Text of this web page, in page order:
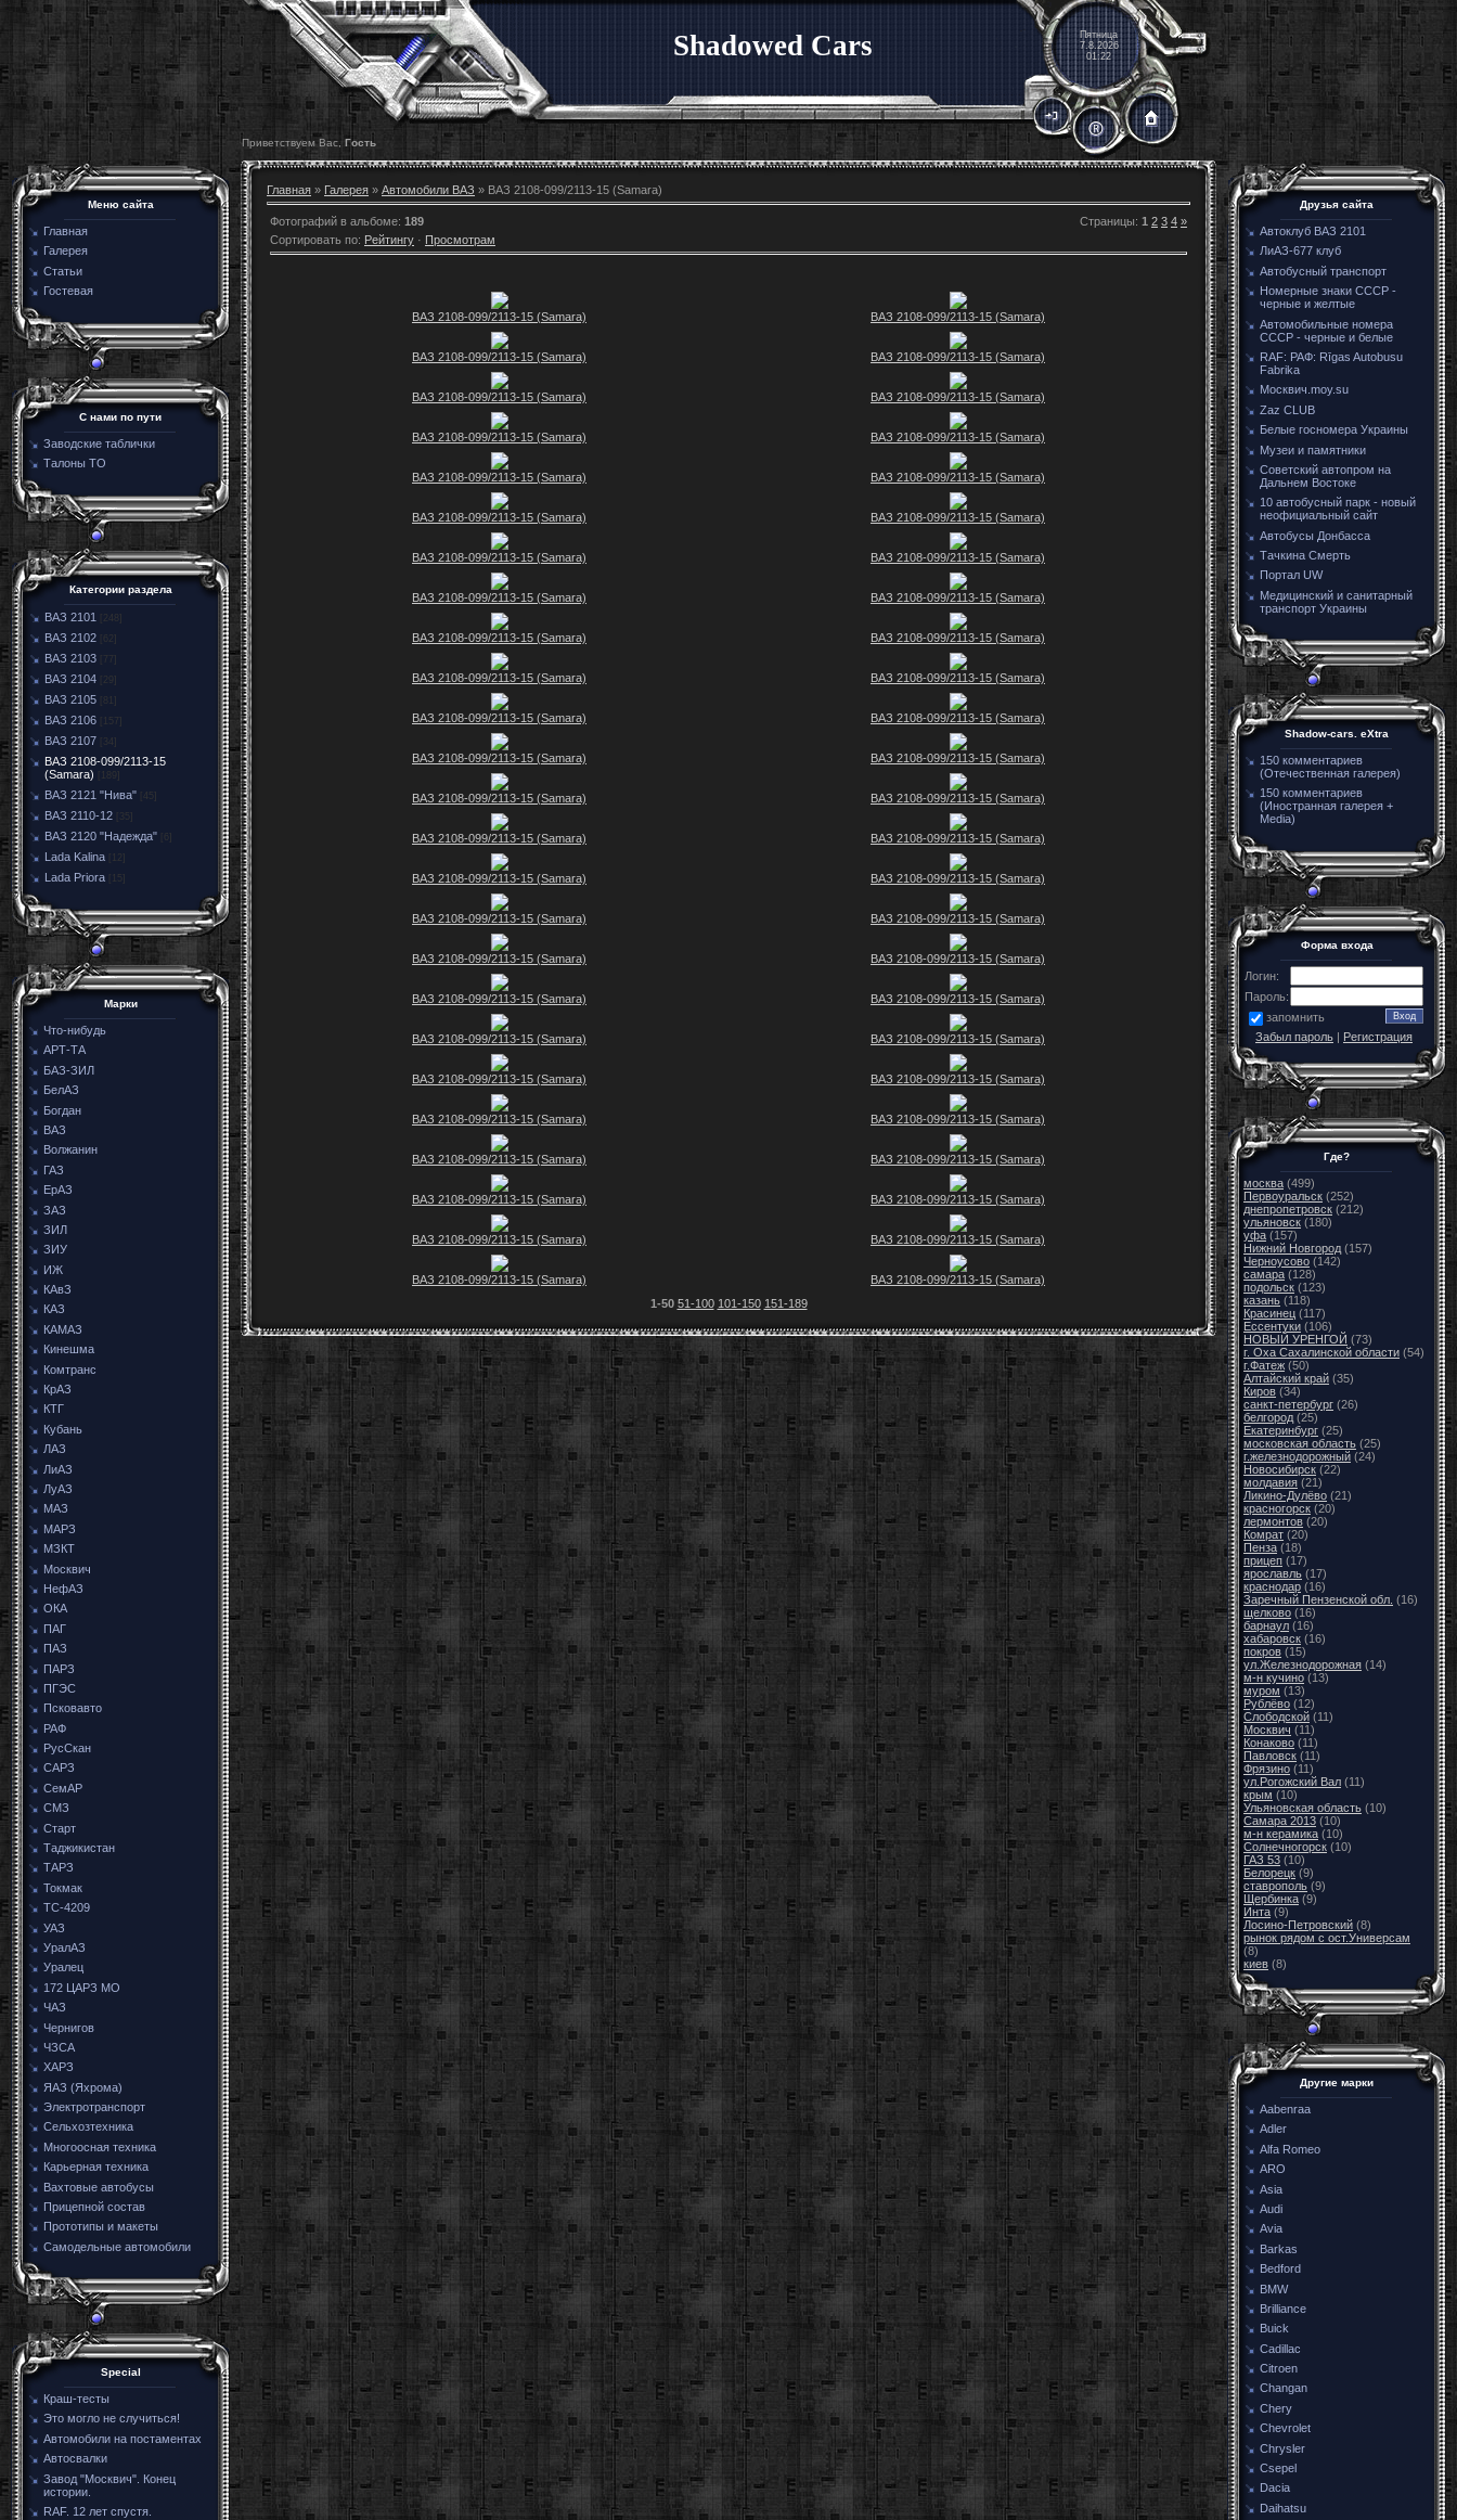
Shadowed Cars
Пятница
7.8.2026
01:22
Приветствуем Вас, Гость
Меню сайта
Главная
Галерея
Статьи
Гостевая
C нами по пути
Заводские таблички
Талоны ТО
Категории раздела
ВАЗ 2101 [248]
ВАЗ 2102 [62]
ВАЗ 2103 [77]
ВАЗ 2104 [29]
ВАЗ 2105
ВАЗ 2106 [157]
ВАЗ 2107
ВАЗ 2108-099/2113-15
(Samara)
ВАЗ 2121 "Нива" [45]
ВАЗ 2110-12 [35]
ВАЗ 2120 "Надежда"
Lada Kalina [12]
Lada Priora [15]
Марки
Что-нибудь
АРТ-ТА
БАЗ-ЗИЛ
БелАЗ
Богдан
ВАЗ
Волжанин
ГАЗ
ЕрАЗ
ЗАЗ
ЗИЛ
ЗИУ
ИЖ
КАвЗ
КАЗ
КАМАЗ
Кинешма
Комтранс
КрАЗ
КТГ
Кубань
ЛАЗ
ЛиАЗ
ЛуАЗ
МАЗ
МАРЗ
МЗКТ
Москвич
НефАЗ
ОКА
ПАГ
ПАЗ
ПАРЗ
ПГЭС
Псковавто
РАФ
РусСкан
САРЗ
СемАР
СМЗ
Старт
Таджикистан
ТАРЗ
Токмак
ТС-4209
УАЗ
УралАЗ
Уралец
172 ЦАРЗ МО
ЧАЗ
Чернигов
ЧЗСА
ХАРЗ
ЯАЗ (Яхрома)
Электротранспорт
Сельхозтехника
Многоосная техника
Карьерная техника
Вахтовые автобусы
Прицепной состав
Прототипы и макеты
Самодельные автомобили
Special
Краш-тесты
Это могло не случиться!
Автомобили на постаментах
Автосвалки
Завод "Москвич". Конец
истории.
RAF. 12 лет спустя.
Главная » Галерея » Автомобили ВАЗ » ВАЗ 2108-099/2113-15 (Samara)
Фотографий в альбоме: 189 Страницы: 1 2 3 4 »
Сортировать по: Рейтингу · Просмотрам
ВАЗ 2108-099/2113-15 (Samara) ВАЗ 2108-099/2113-15 (Samara)
ВАЗ 2108-099/2113-15 (Samara) ВАЗ 2108-099/2113-15 (Samara)
ВАЗ 2108-099/2113-15 (Samara) ВАЗ 2108-099/2113-15 (Samara)
ВАЗ 2108-099/2113-15 (Samara) ВАЗ 2108-099/2113-15 (Samara)
ВАЗ 2108-099/2113-15 (Samara) ВАЗ 2108-099/2113-15 (Samara)
ВАЗ 2108-099/2113-15 (Samara) ВАЗ 2108-099/2113-15 (Samara)
ВАЗ 2108-099/2113-15 (Samara) ВАЗ 2108-099/2113-15 (Samara)
ВАЗ 2108-099/2113-15 (Samara) ВАЗ 2108-099/2113-15 (Samara)
ВАЗ 2108-099/2113-15 (Samara) ВАЗ 2108-099/2113-15 (Samara)
ВАЗ 2108-099/2113-15 (Samara) ВАЗ 2108-099/2113-15 (Samara)
ВАЗ 2108-099/2113-15 (Samara) ВАЗ 2108-099/2113-15 (Samara)
ВАЗ 2108-099/2113-15 (Samara) ВАЗ 2108-099/2113-15 (Samara)
ВАЗ 2108-099/2113-15 (Samara) ВАЗ 2108-099/2113-15 (Samara)
ВАЗ 2108-099/2113-15 (Samara) ВАЗ 2108-099/2113-15 (Samara)
ВАЗ 2108-099/2113-15 (Samara) ВАЗ 2108-099/2113-15 (Samara)
ВАЗ 2108-099/2113-15 (Samara) ВАЗ 2108-099/2113-15 (Samara)
ВАЗ 2108-099/2113-15 (Samara) ВАЗ 2108-099/2113-15 (Samara)
ВАЗ 2108-099/2113-15 (Samara) ВАЗ 2108-099/2113-15 (Samara)
ВАЗ 2108-099/2113-15 (Samara) ВАЗ 2108-099/2113-15 (Samara)
ВАЗ 2108-099/2113-15 (Samara) ВАЗ 2108-099/2113-15 (Samara)
ВАЗ 2108-099/2113-15 (Samara) ВАЗ 2108-099/2113-15 (Samara)
ВАЗ 2108-099/2113-15 (Samara) ВАЗ 2108-099/2113-15 (Samara)
ВАЗ 2108-099/2113-15 (Samara) ВАЗ 2108-099/2113-15 (Samara)
ВАЗ 2108-099/2113-15 (Samara) ВАЗ 2108-099/2113-15 (Samara)
ВАЗ 2108-099/2113-15 (Samara)
ВАЗ 2108-099/2113-15 (Samara)
1-50 51-100 101-150 151-189
Друзья сайта
Автоклуб ВАЗ 2101
ЛиАЗ-677 клуб
Автобусный транспорт
Номерные знаки СССР -
черные и желтые
Автомобильные номера
СССР - черные и белые
RAF: РАФ: Rīgas Autobusu
Fabrika
Москвич.moy.su
Zaz CLUB
Белые госномера Украины
Музеи и памятники
Советский автопром на
Дальнем Востоке
10 автобусный парк - новый
неофициальный сайт
Автобусы Донбасса
Тачкина Смерть
Портал UW
Медицинский и санитарный
транспорт Украины
Shadow-cars. eXtra
150 комментариев
(Отечественная галерея)
150 комментариев
(Иностранная галерея +
Media)
Форма входа
Логин:
Пароль:
запомнить
Забыл пароль | Регистрация
Где?
москва (499)
Первоуральск (252)
днепропетровск (212)
ульяновск (180)
уфа (157)
Нижний Новгород (157)
Черноусово (142)
самара (128)
подольск (123)
казань (118)
Красинец (117)
Ессентуки (106)
НОВЫЙ УРЕНГОЙ (73)
г. Оха Сахалинской области (54)
г.Фатеж (50)
Алтайский край (35)
Киров (34)
санкт-петербург (26)
белгород (25)
Екатеринбург (25)
московская область (25)
г.железнодорожный (24)
Новосибирск (22)
молдавия (21)
Ликино-Дулёво (21)
красногорск (20)
лермонтов (20)
Комрат (20)
Пенза (18)
прицеп (17)
ярославль (17)
краснодар (16)
Заречный Пензенской обл. (16)
щелково (16)
барнаул (16)
хабаровск (16)
покров (15)
ул.Железнодорожная (14)
м-н кучино (13)
муром (13)
Рублёво (12)
Слободской (11)
Москвич (11)
Конаково (11)
Павловск (11)
Фрязино (11)
ул.Рогожский Вал (11)
крым (10)
Ульяновская область (10)
Самара 2013 (10)
м-н керамика (10)
Солнечногорск (10)
ГАЗ 53 (10)
Белорецк (9)
ставрополь (9)
Щербинка (9)
Инта (9)
Лосино-Петровский (8)
рынок рядом с ост.Универсам
(8)
киев (8)
Другие марки
Aabenraa
Adler
Alfa Romeo
ARO
Asia
Audi
Avia
Barkas
Bedford
BMW
Brilliance
Buick
Cadillac
Citroen
Changan
Chery
Chevrolet
Chrysler
Csepel
Dacia
Daihatsu